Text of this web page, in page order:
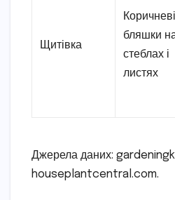
Щитівка
Коричневі
бляшки
стеблах і
листях
Джерела даних:
houseplantcentral.com.